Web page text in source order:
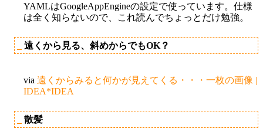
YAMLはGoogleAppEngineの設定で使っています。仕様
は全く知らないので、これ読んでちょっとだけ勉強。
遠くから見る、斜めからでもOK？
via 遠くからみると何かが見えてくる・・・一枚の画像 |
IDEA*IDEA
散髪